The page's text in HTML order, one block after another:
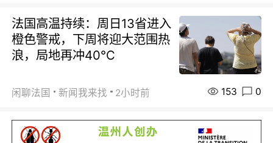
法国高温持续：周日13省进入
橙色警戒，下周将迎大范围热
浪，局地再冲40℃
闲聊法国 新闻我来找 2小时前 153 0